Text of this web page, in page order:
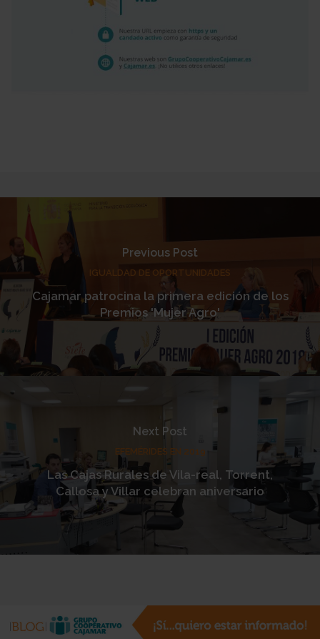
Previous Post
IGUALDAD DE OPORTUNIDADES
Cajamar patrocina la primera edición de los
Premios 'Mujer Agro'
Next Post
EFEMÉRIDES EN 2019
Las Cajas Rurales de Vila-real, Torrent,
Callosa y Villar celebran aniversario